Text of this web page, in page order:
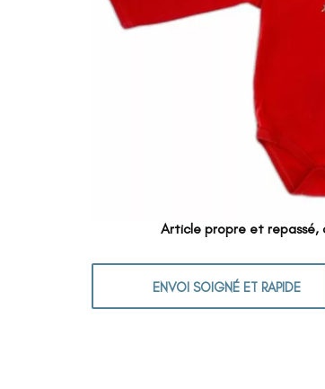
Article propre et
ENVOI SOIGNÉ ET RAPIDE